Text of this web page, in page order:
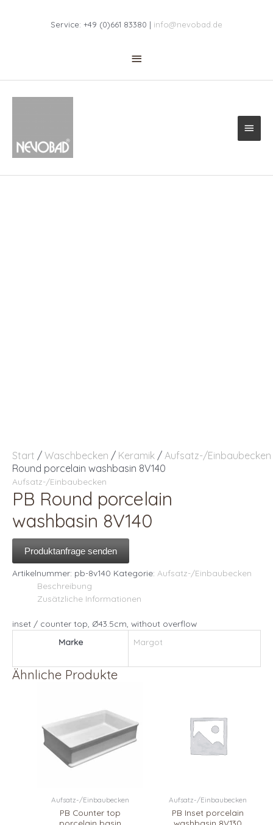
Service: +49 (0)661 83380 | info@nevobad.de
Header
Start / Waschbecken / Keramik / Aufsatz-/Einbaubecken
Round porcelain washbasin 8V140
Aufsatz-/Einbaubecken
PB Round porcelain
washbasin 8V140
Produktanfrage senden
Artikelnummer: pb-8v140 Kategorie: Aufsatz-/Einbaubecken
Beschreibung
Zusätzliche Informationen
inset / counter top, Ø43.5cm, without overflow
Marke
Margot
Ähnliche Produkte
Aufsatz-/Einbaubecken
PB Counter top
Aufsatz-/Einbaubecken
PB Inset porcelain